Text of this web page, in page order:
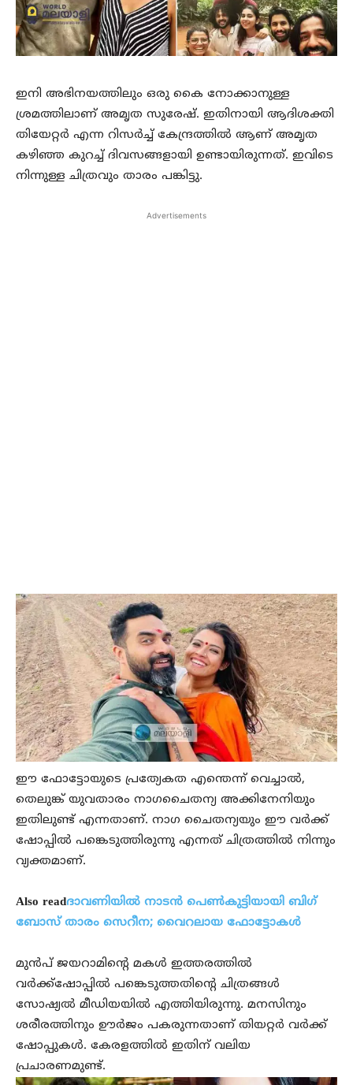
ഇനി അഭിനയത്തിലും ഒരു കൈ നോക്കാനുള്ള
ശ്രമത്തിലാണ് അമൃത സുരേഷ്. ഇതിനായി ആദിശക്തി
തിയേറ്റര്‍ എന്ന റിസര്‍ച്ച് കേന്ദ്രത്തില്‍ ആണ് അമൃത
കഴിഞ്ഞ കുറച്ച് ദിവസങ്ങളായി ഉണ്ടായിരുന്നത്. ഇവിടെ
നിന്നുള്ള ചിത്രവും താരം പങ്കിട്ടു.
Advertisements
ഈ ഫോട്ടോയുടെ പ്രത്യേകത എന്തെന്ന് വെച്ചാല്‍,
തെലുങ്ക് യുവതാരം നാഗചൈതന്യ അക്കിനേനിയും
ഇതിലുണ്ട് എന്നതാണ്. നാഗ ചൈതന്യയും ഈ വര്‍ക്ക്
ഷോപ്പില്‍ പങ്കെടുത്തിരുന്നു എന്നത് ചിത്രത്തില്‍ നിന്നും
വ്യക്തമാണ്.
Also readദാവണിയില്‍ നാടന്‍ പെണ്‍കുട്ടിയായി ബിഗ്
ബോസ് താരം സെറീന; വൈറലായ ഫോട്ടോകള്‍
മുന്‍പ് ജയറാമിന്റെ മകള്‍ ഇത്തരത്തില്‍
വര്‍ക്ക്ഷോപ്പില്‍ പങ്കെടുത്തതിന്റെ ചിത്രങ്ങള്‍
സോഷ്യല്‍ മീഡിയയില്‍ എത്തിയിരുന്നു. മനസിനും
ശരീരത്തിനും ഊര്‍ജം പകരുന്നതാണ് തിയറ്റര്‍ വര്‍ക്ക്
ഷോപ്പുകള്‍. കേരളത്തില്‍ ഇതിന് വലിയ
പ്രചാരണമുണ്ട്.